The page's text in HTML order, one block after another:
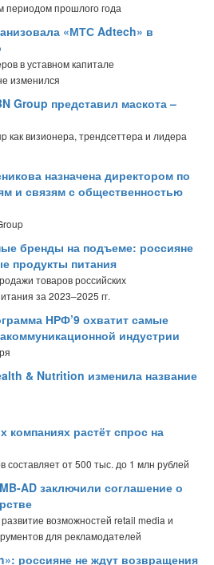
периодом прошлого года
«МТС Adtech» в
в уставном капитале
изменился
Group представил маскота –
как визионера, трендсеттера и лидера
назначена директором по
и связям с общественностью
бренды на подъеме: россияне
продукты питания
товаров российских
за 2023–2025 гг.
НРФ’9 охватит самые
индустрии
& Nutrition изменила название
компаниях растёт спрос на
составляет от 500 тыс. до 1 млн рублей
AD заключили соглашение о
возможностей retail media и
для рекламодателей
россияне не ждут возвращения